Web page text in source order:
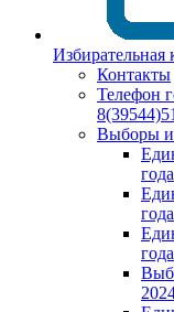
Избирательная
Контакты
Телефон
Выборы и
года
года
года